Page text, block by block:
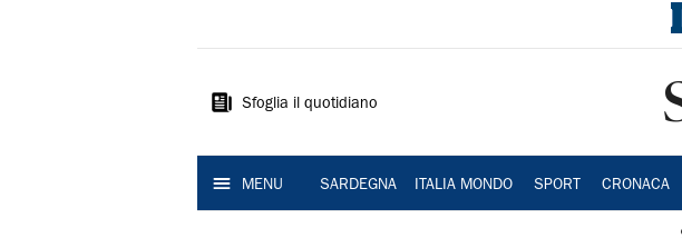
Sardegna
Sfoglia il quotidiano
MENU SARDEGNA ITALIA MONDO SPORT CRONACA